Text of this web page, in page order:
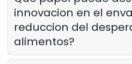
innovacion en el
reduccion del
alimentos?